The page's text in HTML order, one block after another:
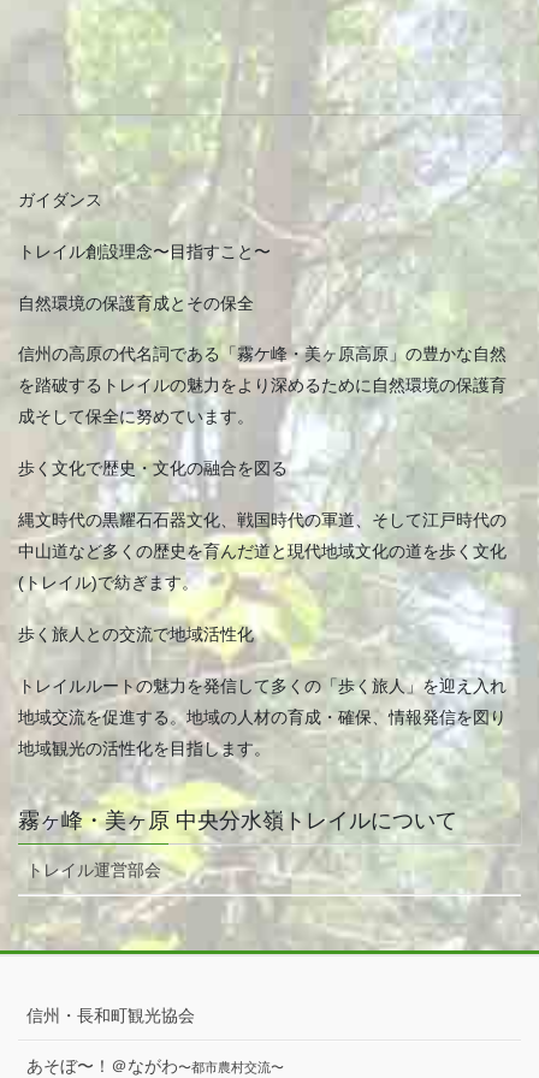
ガイダンス
トレイル創設理念〜目指すこと〜
自然環境の保護育成とその保全
信州の高原の代名詞である「霧ケ峰・美ヶ原高原」の豊かな自然
を踏破するトレイルの魅力をより深めるために自然環境の保護育
成そして保全に努めています。
歩く文化で歴史・文化の融合を図る
縄文時代の黒耀石石器文化、戦国時代の軍道、そして江戸時代の
中山道など多くの歴史を育んだ道と現代地域文化の道を歩く文化
(トレイル)で紡ぎます。
歩く旅人との交流で地域活性化
トレイルルートの魅力を発信して多くの「歩く旅人」を迎え入れ
地域交流を促進する。地域の人材の育成・確保、情報発信を図り
地域観光の活性化を目指します。
霧ヶ峰・美ヶ原 中央分水嶺トレイルについて
トレイル運営部会
信州・長和町観光協会
あそぼ〜！＠ながわ〜都市農村交流〜